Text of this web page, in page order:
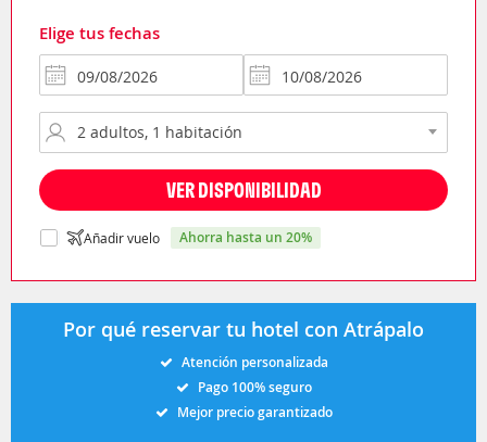
Elige tus fechas
VER DISPONIBILIDAD
Añadir vuelo ahorra hasta un 20%
Por qué reservar tu hotel con Atrápalo
Atención personalizada
Pago 100% seguro
Mejor precio garantizado